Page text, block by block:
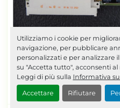
Utilizziamo i cookie per
navigazione, per pubblicare
personalizzati e per analizzare
su "Accetta tutto", acconsenti
Leggi di più sulla Informativa
Accettare Rifiutare
Posizione
2001 ARBURG
+B10 AI2977